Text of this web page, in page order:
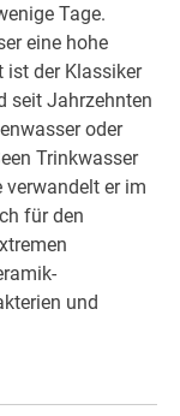
Tage.
eine hohe
ist der Klassiker
seit Jahrzehnten
oder
Trinkwasser
er im
für den
und